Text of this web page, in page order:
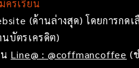
ครเรียน
(ด้านล่างสุด) โดยการกด
บัตรเครดิต)
Line@ : @coffmancoffee (